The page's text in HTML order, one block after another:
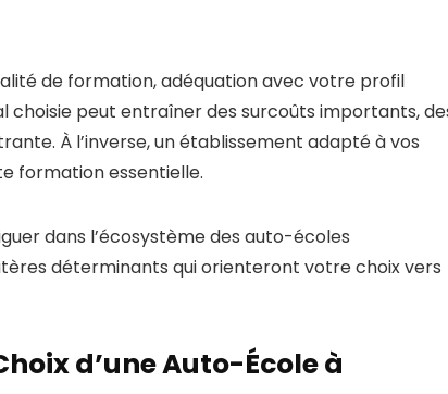
de formation, adéquation avec votre profil
choisie peut entraîner des surcoûts importants,
À l’inverse, un établissement adapté à vos
formation essentielle.
dans l’écosystème des auto-écoles
déterminants qui orienteront votre choix vers
d’une Auto-École à